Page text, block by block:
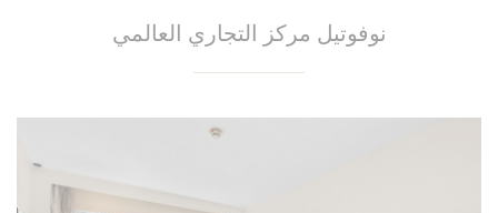
نوفوتيل مركز التجاري العالمي